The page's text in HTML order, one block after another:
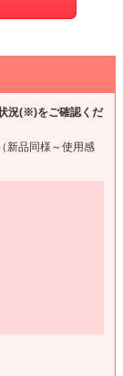
況(※)をご確認くだ
新品同様～使用感